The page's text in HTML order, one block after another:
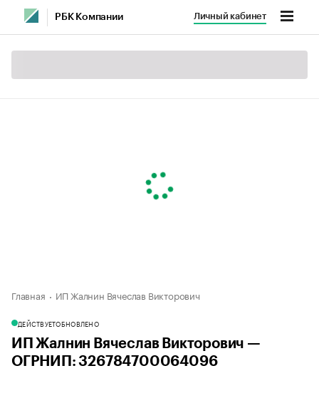
РБК Компании Личный кабинет
Главная ИП Жалнин Вячеслав Викторович
ДЕЙСТВУЕТОБНОВЛЕНО
ИП Жалнин Вячеслав Викторович —
ОГРНИП: 326784700064096